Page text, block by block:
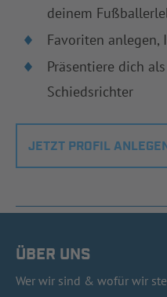
deinem
Favoriten anlegen,
Präsentiere dich
Schiedsrichter
JETZT PROFIL
ÜBER UNS
Wer wir sind & wofür wir